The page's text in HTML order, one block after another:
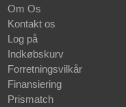
Om Os
Kontakt os
Log på
Indkøbskurv
Forretningsvilkår
Finansiering
Prismatch